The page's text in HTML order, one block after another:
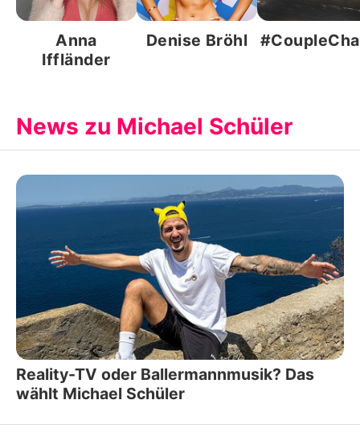
Anna
Iffländer
Denise Bröhl
News zu Michael Schüler
Reality-TV oder Ballermannmusik? Das
wählt Michael Schüler